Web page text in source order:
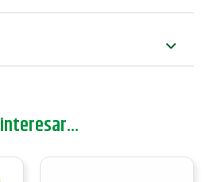
interesar...